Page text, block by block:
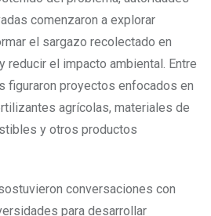
comenzaron a explorar
el sargazo recolectado en
el impacto ambiental. Entre
figuraron proyectos enfocados en
agrícolas, materiales de
y otros productos
conversaciones con
para desarrollar